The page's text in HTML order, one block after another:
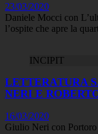
23/03/2020
Daniele Mocci con
l’ospite che apre la
INCIPIT
LETTERATURA
NERI E
16/03/2020
Giulio Neri con